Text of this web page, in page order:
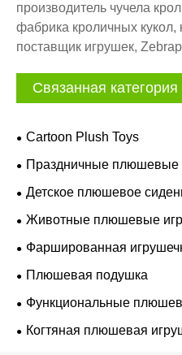
производитель чучела
фабрика кроличных
поставщик игрушек,
Связанная категория
Cartoon Plush Toys
Праздничные плюшевые
Детское плюшевое
Животные плюшевые
Фаршированная
Плюшевая подушка
Функциональные
Когтяная плюшевая